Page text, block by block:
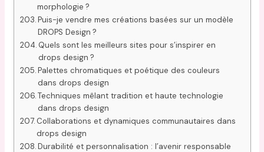
morphologie ?
Puis-je vendre mes créations basées sur un modèle
DROPS Design ?
Quels sont les meilleurs sites pour s’inspirer en
drops design ?
Palettes chromatiques et poétique des couleurs
dans drops design
Techniques mêlant tradition et haute technologie
dans drops design
Collaborations et dynamiques communautaires dans
drops design
Durabilité et personnalisation : l’avenir responsable